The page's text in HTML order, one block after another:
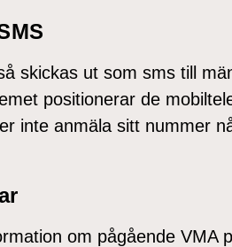
skickas ut som sms till
positionerar de
inte anmäla sitt nummer
om pågående VMA